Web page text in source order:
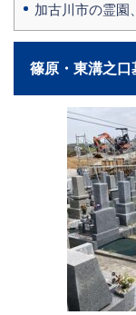
加古川市の霊園
篠原・東溝之